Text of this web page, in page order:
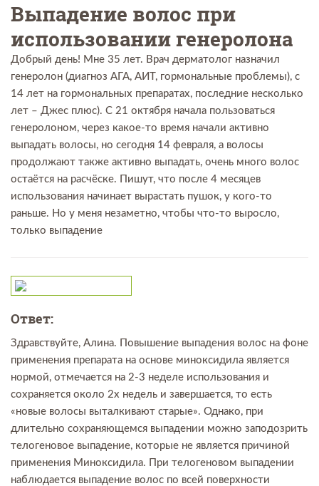
Выпадение волос при
использовании генеролона
Добрый день! Мне 35 лет. Врач дерматолог назначил
генеролон (диагноз АГА, АИТ, гормональные проблемы), с
14 лет на гормональных препаратах, последние несколько
лет – Джес плюс). С 21 октября начала пользоваться
генеролоном, через какое-то время начали активно
выпадать волосы, но сегодня 14 февраля, а волосы
продолжают также активно выпадать, очень много волос
остаётся на расчёске. Пишут, что после 4 месяцев
использования начинает вырастать пушок, у кого-то
раньше. Но у меня незаметно, чтобы что-то выросло,
только выпадение
Ответ:
Здравствуйте, Алина. Повышение выпадения волос на фоне
применения препарата на основе миноксидила является
нормой, отмечается на 2-3 неделе использования и
сохраняется около 2х недель и завершается, то есть
«новые волосы выталкивают старые». Однако, при
длительно сохраняющемся выпадении можно заподозрить
телогеновое выпадение, которые не является причиной
применения Миноксидила. При телогеновом выпадении
наблюдается выпадение волос по всей поверхности